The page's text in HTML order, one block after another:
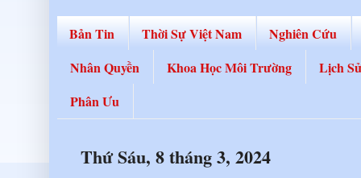
Bản Tin Thời Sự Việt Nam
Nghiên Cứu
Nhân Quyền
Khoa Học Môi Trường
Lịch
Phân Ưu
Thứ Sáu, 8 tháng 3, 2024